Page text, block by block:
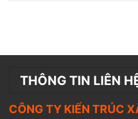
THÔNG TIN LIÊN
CÔNG TY KIẾN TRÚC